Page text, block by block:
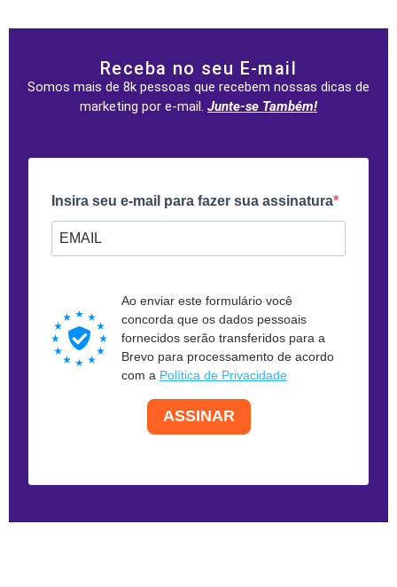
Receba no seu E-mail
Somos mais de 8k pessoas que recebem nossas dicas de
marketing por e-mail. Junte-se Também!
Insira seu e-mail para fazer sua assinatura
Ao enviar este formulário você
concorda que os dados pessoais
fornecidos serão transferidos para a
Brevo para processamento de acordo
com a Política de Privacidade
ASSINAR